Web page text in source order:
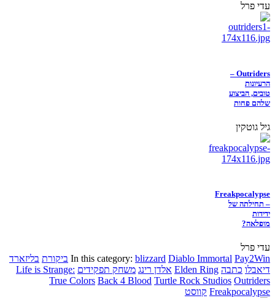
עדי פרל
Outriders –
הרעיונות
טובים, הביצוע
שלהם פחות
גיל גוטקין
Freakpocalypse
– תחילתה של
ידידות
מופלאה?
עדי פרל
In this category: blizzard Diablo Immortal Pay2Win ביקורת בליזארד
דיאבלו כתבה Elden Ring אלדן רינג משחק תפקידים Life is Strange:
True Colors Back 4 Blood Turtle Rock Studios Outriders
Freakpocalypse קווסט